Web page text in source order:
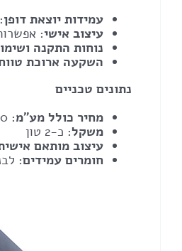
עמידות יוצאת דופן
עיצוב אישי:
נוחות התקנה
השקעה ארוכת
נתונים טכניים
מחיר כולל מע"מ: 87,750 ₪
משקל: כ-2 טון
עיצוב מותאם
חומרים עמידים: